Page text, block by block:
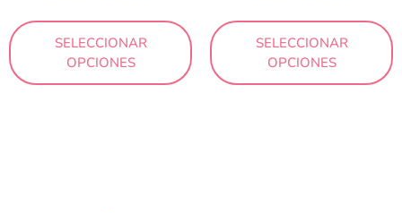
SELECCIONAR
OPCIONES
SELECCIONAR
OPCIONES